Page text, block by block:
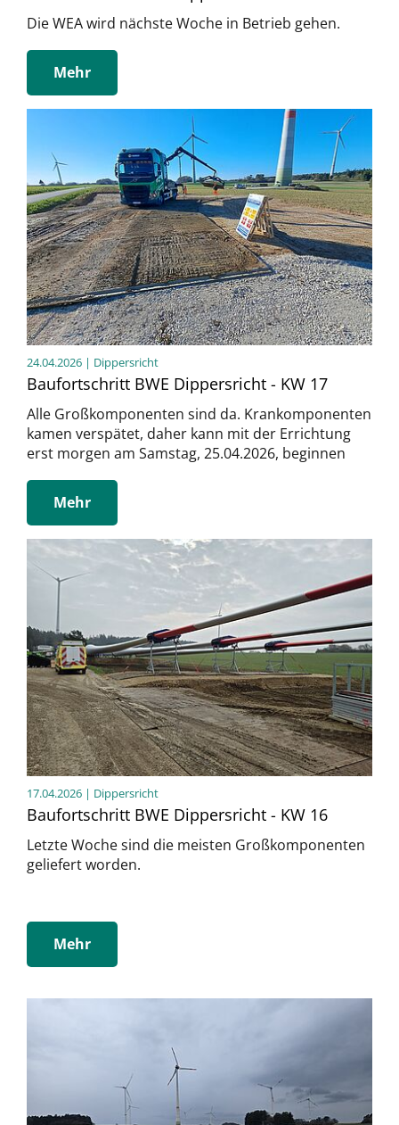
Die WEA wird nächste Woche in Betrieb gehen.
Mehr
24.04.2026 | Dippersricht
Baufortschritt BWE Dippersricht - KW 17
Alle Großkomponenten sind da. Krankomponenten
kamen verspätet, daher kann mit der Errichtung
erst morgen am Samstag, 25.04.2026, beginnen
Mehr
17.04.2026 | Dippersricht
Baufortschritt BWE Dippersricht - KW 16
Letzte Woche sind die meisten Großkomponenten
geliefert worden.
Mehr